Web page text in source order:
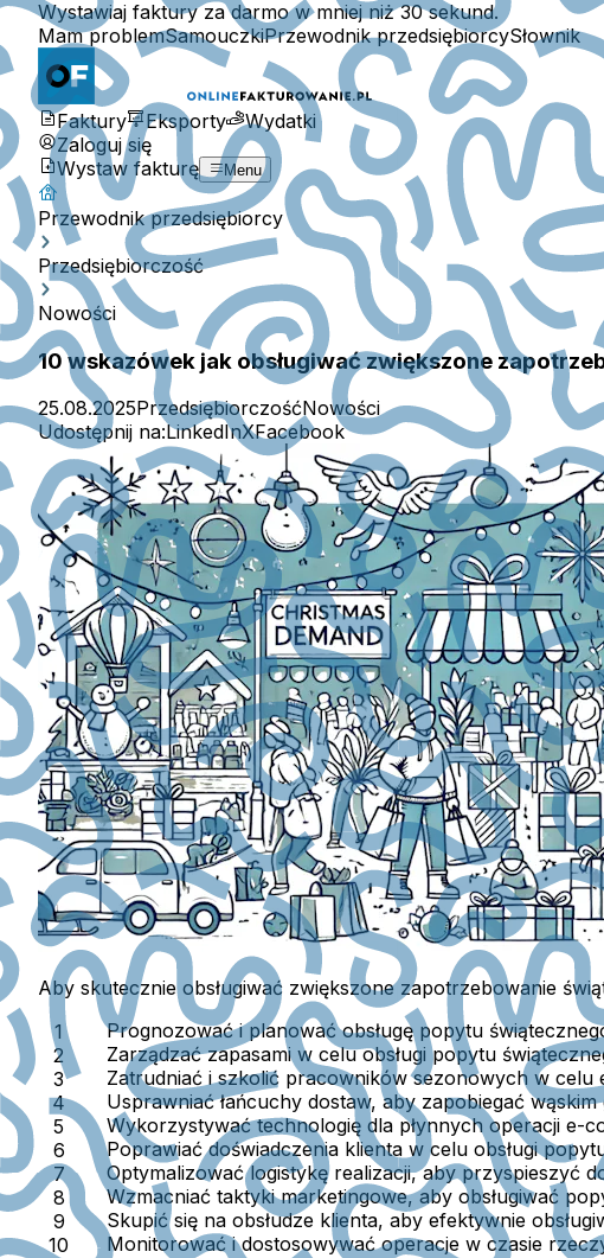
Wystawiaj faktury za darmo w mniej niż 30 sekund.
Mam problemSamouczkiPrzewodnik przedsiębiorcySłownik
Faktury Eksporty
Wydatki
Zaloguj się
Wystaw fakturę
Menu
Przewodnik przedsiębiorcy
Przedsiębiorczość
Nowości
10 wskazówek jak obsługiwać zwiększone
25.08.2025PrzedsiębiorczośćNowości
Udostępnij na:LinkedInXFacebook
Aby skutecznie obsługiwać zwiększone zapotrzebowanie
Prognozować i planowaćobsługę popytu
Zarządzać zapasamiw celu obsługi popytu
Zatrudniać i szkolić pracowników sezonowych w celu
Usprawniać łańcuchy dostaw, aby zapobiegać wąskim
Wykorzystywać technologię dla płynnych operacji e-
Poprawiać doświadczenia klienta w celu obsługi
Optymalizować logistykę realizacji, aby przyspieszyć
Wzmacniać taktyki marketingowe, aby obsługiwać
Skupić się na obsłudze klienta, aby efektywnie
Monitorować i dostosowywaćoperacje w czasie